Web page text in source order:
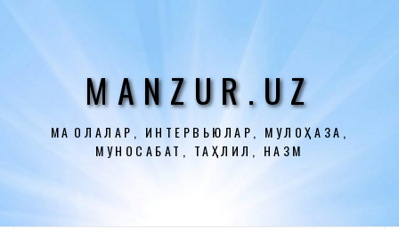
MANZUR.UZ
МАҚОЛАЛАР, ИНТЕРВЬЮЛАР, МУЛОҲАЗА,
МУНОСАБАТ, ТАҲЛИЛ, НАЗМ